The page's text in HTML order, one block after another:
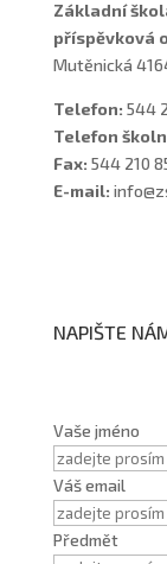
Základní
příspěvková
Mutěnická
Telefon: 544
Telefon
Fax: 544 210
E-mail:
NAPIŠTE
Vaše jméno
Váš email
Předmět